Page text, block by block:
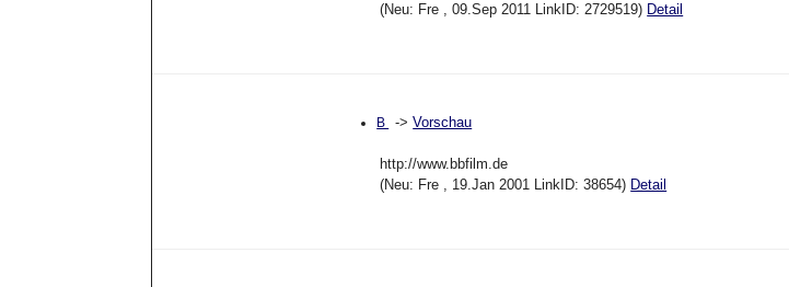
(Neu: Fre , 09.Sep 2011 LinkID: 2729519) Detail
B ->Vorschau
http://www.bbfilm.de
(Neu: Fre , 19.Jan 2001 LinkID: 38654) Detail